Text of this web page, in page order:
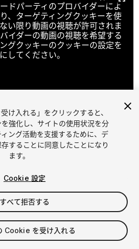
ドパーティのプロバイダーによ
、ターゲティングクッキーを使
い限り動画の視聴が許可されま
イダーの動画の視聴を希望する
グクッキーのクッキーの設定を
してください。
1 /5
け入れる」をクリックすると、
強化し、サイトの使用状況を分
ング活動を支援するために、デ
することに同意したことになり
ます。
Cookie 設定
すべて拒否する
Cookie を受け入れる